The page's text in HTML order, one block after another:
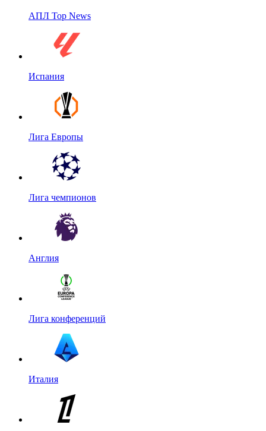
АПЛ Top News
Испания
Лига Европы
Лига чемпионов
Англия
Лига конференций
Италия